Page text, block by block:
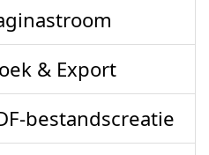
& Export
bestandscreatie